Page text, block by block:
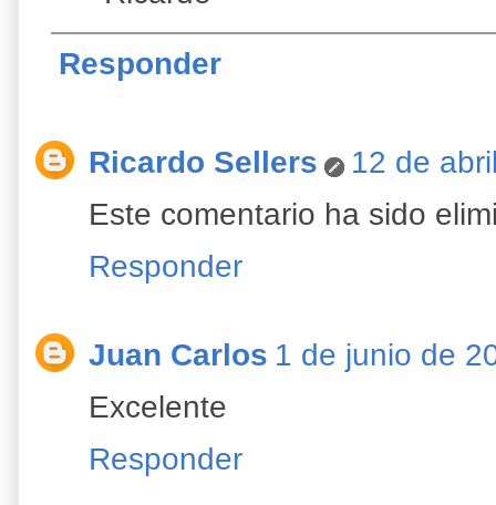
Responder
Ricardo Sellers
12 de
Este comentario ha sido
Responder
Juan Carlos 1 de junio de
Excelente
Responder